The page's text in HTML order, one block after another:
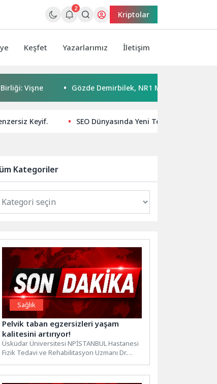
2
Kriptolar
Keşfet Yazarlarımız İletişim
Gözde Demirbilek, NR1 Magazin’de: ‘Son assolist
Keyif. SEO Dünyasında Yeni Teknoloji
Kategoriler
Sağlık
Pelvik taban egzersizleri yaşam
kalitesini artırıyor!
Üsküdar Üniversitesi NPİSTANBUL Hastanesi
Fizik Tedavi ve Rehabilitasyon Uzmanı Dr.